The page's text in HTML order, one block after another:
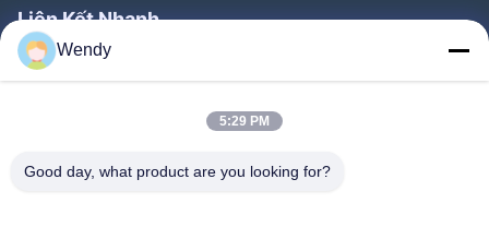
Liên Kết Nhanh
Trang Chủ
Tham Quan Nhà Máy
Wendy
5:29 PM
Good day, what product are you looking for?